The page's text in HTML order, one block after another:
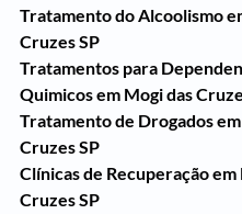
Tratamento do Alcoolismo
Cruzes SP
Tratamentos para
Quimicos em Mogi das
Tratamento de Drogados
Cruzes SP
Clínicas de Recuperação em
Cruzes SP